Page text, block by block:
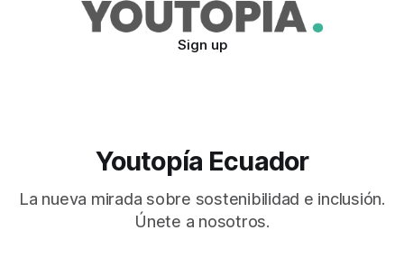
Sign up
Youtopía Ecuador
La nueva mirada sobre sostenibilidad e inclusión.
Únete a nosotros.